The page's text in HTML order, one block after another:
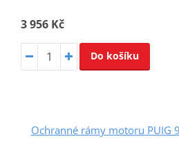
3 956 Kč
Do košíku
Ochranné rámy motoru PUIG